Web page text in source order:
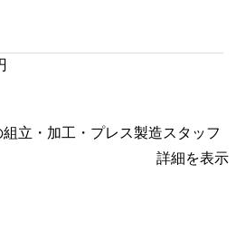
立・加工・プレス製造スタッフ
詳細を表示